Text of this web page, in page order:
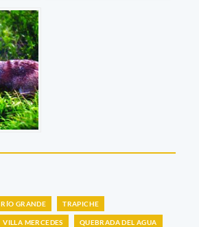
RÍO GRANDE TRAPICHE
VILLA MERCEDES QUEBRADA DEL AGUA